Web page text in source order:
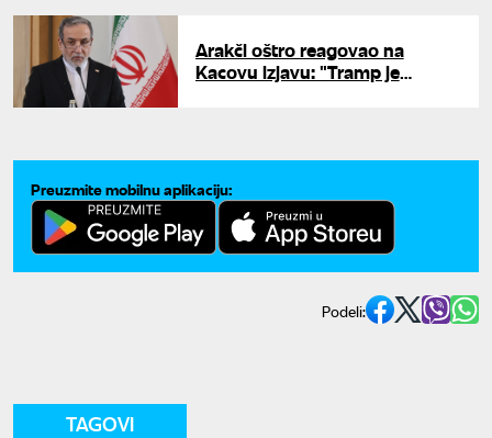
Arakči oštro reagovao na
Kacovu izjavu: "Tramp je
Preuzmite mobilnu aplikaciju:
Podeli:
TAGOVI